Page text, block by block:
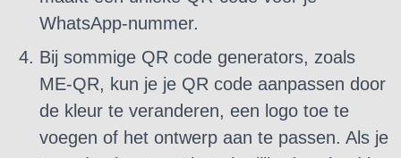
WhatsApp-nummer.
Bij sommige QR code generators, zoals
ME-QR, kun je je QR code aanpassen door
de kleur te veranderen, een logo toe te
voegen of het ontwerp aan te passen. Als je